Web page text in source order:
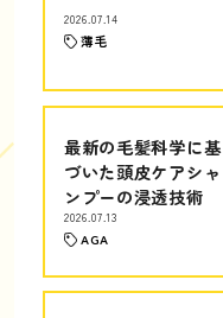
2026.07.14
薄毛
最新の毛髪科学に基
づいた頭皮ケアシャ
ンプーの浸透技術
2026.07.13
AGA